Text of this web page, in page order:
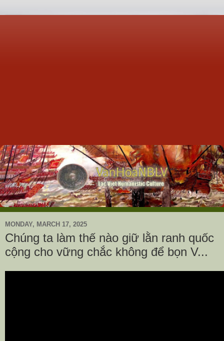
MONDAY, MARCH 17, 2025
Chúng ta làm thế nào giữ lằn ranh quốc
cộng cho vững chắc không để bọn V...